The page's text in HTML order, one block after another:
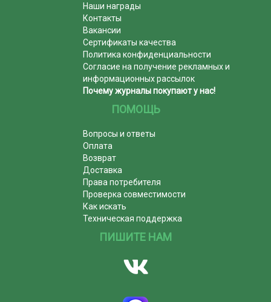
Наши награды
Контакты
Вакансии
Сертификаты качества
Политика конфиденциальности
Согласие на получение рекламных и
информационных рассылок
Почему журналы покупают у нас!
ПОМОЩЬ
Вопросы и ответы
Оплата
Возврат
Доставка
Права потребителя
Проверка совместимости
Как искать
Техническая поддержка
ПИШИТЕ НАМ